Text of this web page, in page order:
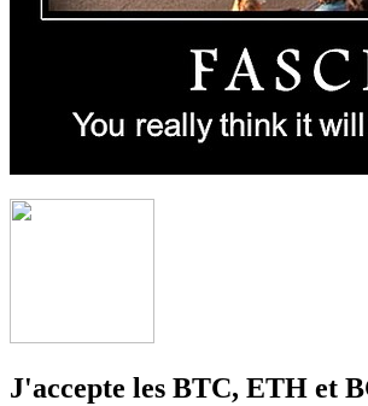
J'accepte les BTC, ETH et